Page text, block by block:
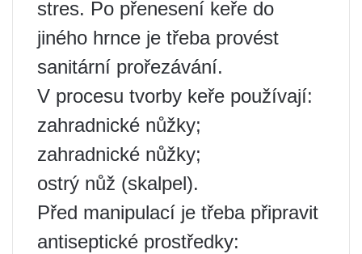
stres. Po přenesení keře do
jiného hrnce je třeba provést
sanitární prořezávání.
V procesu tvorby keře používají:
zahradnické nůžky;
zahradnické nůžky;
ostrý nůž (skalpel).
Před manipulací je třeba připravit
antiseptické prostředky: